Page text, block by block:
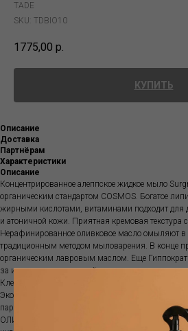
TADE
SKU: TDBIO10
1775,00 р.
КУПИТЬ
Описание
Доставка
Партнёрам
Характеристики
Описание
Концентрированное алеппское жидкое мыло
органическим стандартом COSMOS. Богатое
жирными кислотами, витаминами подходит для
и атоничной кожи. Приятная кремовая текстура
Нерафинированное оливковое масло омыляют в
традиционным методом мыловарения. В конце
органическим лавровым маслом. Еще Гиппократ
за их косметические свойства, а по
Клеопатра сама отобираль лавровое масло для
Экономичный концентрат. Полностью
парабенов, ПЭГ или EDTA.
ОЛИВКОВОЕ МАСЛО - гипоаллергенное,